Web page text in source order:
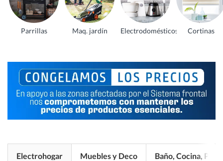
Parrillas Maq. jardín Electrodomésticos Cortinas
Electrohogar Muebles y Deco Baño, Cocina, Pisos